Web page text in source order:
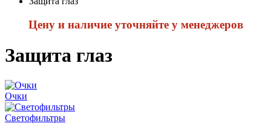
Цену и наличие уточняйте у менеджеров
Защита глаз
Очки
Светофильтры